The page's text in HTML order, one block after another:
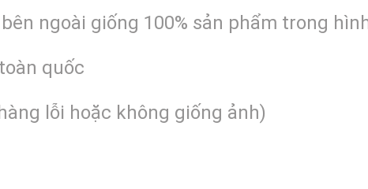
ngoài giống 100% sản phẩm trong
quốc
lỗi hoặc không giống ảnh)